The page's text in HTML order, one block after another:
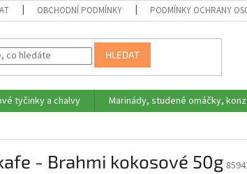
OBCHODNÍ PODMÍNKY PODMÍNKY OCHRANY
HLEDAT
tyčinky a chalvy Marinády, studené omáčky,
- Brahmi kokosové 50g